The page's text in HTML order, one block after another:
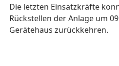
Die letzten Einsatzkräfte
Rückstellen der Anlage um
Gerätehaus zurückkehren.